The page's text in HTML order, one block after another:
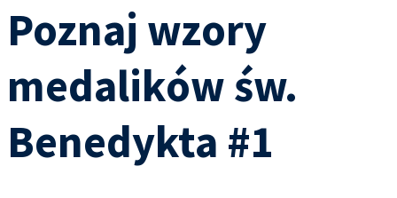
Poznaj wzory
medalików św.
Benedykta #1